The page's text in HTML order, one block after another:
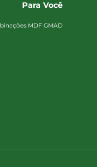
Para Você
MDF GMAD